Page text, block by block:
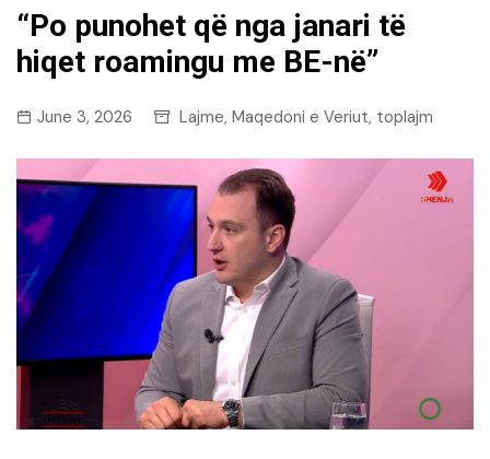
“Po punohet që nga janari të
hiqet roamingu me BE-në”
June 3, 2026 Lajme, Maqedoni e Veriut, toplajm